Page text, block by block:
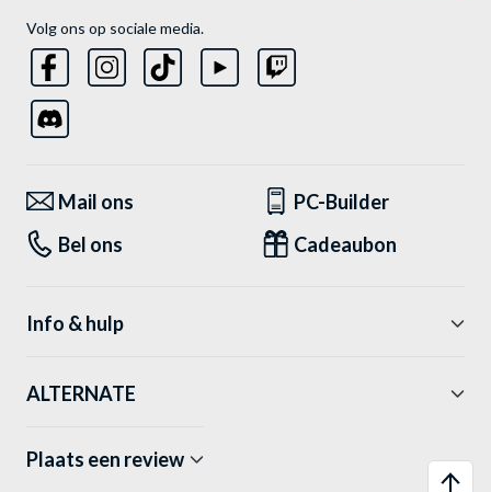
Volg ons op sociale media.
Mail ons
PC-Builder
Bel ons
Cadeaubon
Info & hulp
ALTERNATE
Plaats een review